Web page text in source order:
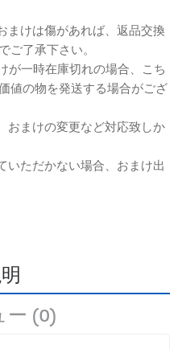
まけは傷があれば、返品交換
ご了承下さい。
が一時在庫切れの場合、こち
値の物を発送する場合がござ
おまけの変更など対応致しか
いただかない場合、おまけ出
ー (0)